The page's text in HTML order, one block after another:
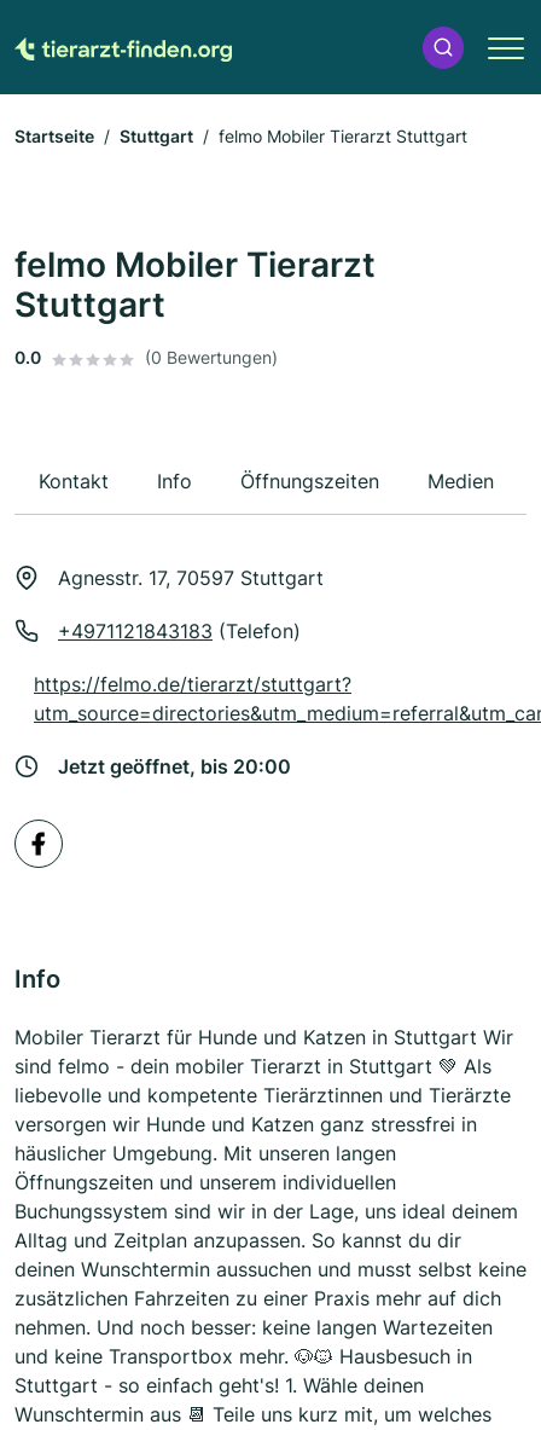
Startseite Stuttgart felmo Mobiler Tierarzt Stuttgart
felmo Mobiler Tierarzt
Stuttgart
0.0 (0 Bewertungen)
Kontakt Info Öffnungszeiten Medien
Agnesstr. 17, 70597 Stuttgart
+4971121843183 (Telefon)
https://felmo.de/tierarzt/stuttgart?
Jetzt geöffnet, bis 20:00
Info
Mobiler Tierarzt für Hunde und Katzen in Stuttgart Wir
sind felmo - dein mobiler Tierarzt in Stuttgart 💚 Als
liebevolle und kompetente Tierärztinnen und Tierärzte
versorgen wir Hunde und Katzen ganz stressfrei in
häuslicher Umgebung. Mit unseren langen
Öffnungszeiten und unserem individuellen
Buchungssystem sind wir in der Lage, uns ideal deinem
Alltag und Zeitplan anzupassen. So kannst du dir
deinen Wunschtermin aussuchen und musst selbst keine
zusätzlichen Fahrzeiten zu einer Praxis mehr auf dich
nehmen. Und noch besser: keine langen Wartezeiten
und keine Transportbox mehr. 🐶🐱 Hausbesuch in
Stuttgart - so einfach geht's! 1. Wähle deinen
Wunschtermin aus 📆 Teile uns kurz mit, um welches